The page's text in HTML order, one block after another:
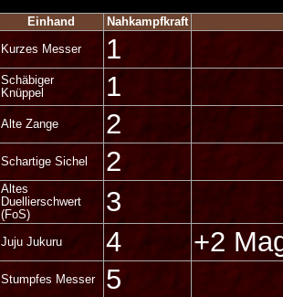
Einhand Nahkampfkraft
Kurzes Messer 1
Schäbiger
Knüppel
1
Alte Zange 2
Schartige Sichel 2
Altes
Duellierschwert
(FoS)
3
Juju Jukuru 4 +2
Stumpfes Messer 5